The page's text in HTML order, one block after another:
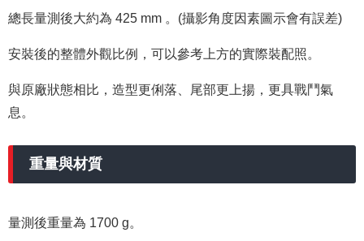
總長量測後大約為 425 mm 。(攝影角度因素圖示會有誤差)
安裝後的整體外觀比例，可以參考上方的實際裝配照。
與原廠狀態相比，造型更俐落、尾部更上揚，更具戰鬥氣
息。
重量與材質
量測後重量為 1700 g。